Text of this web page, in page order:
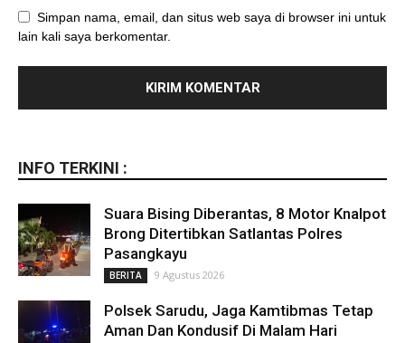
Simpan nama, email, dan situs web saya di browser ini untuk
lain kali saya berkomentar.
INFO TERKINI :
Suara Bising Diberantas, 8 Motor Knalpot
Brong Ditertibkan Satlantas Polres
Pasangkayu
BERITA 9 Agustus 2026
Polsek Sarudu, Jaga Kamtibmas Tetap
Aman Dan Kondusif Di Malam Hari